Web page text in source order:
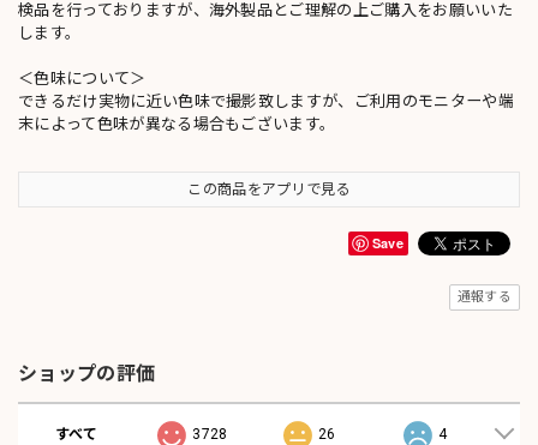
検品を行っておりますが、海外製品とご理解の上ご購入をお願いいた
します。
＜色味について＞
できるだけ実物に近い色味で撮影致しますが、ご利用のモニターや端
末によって色味が異なる場合もございます。
この商品をアプリで見る
Save
通報する
ショップの評価
すべて 3728 26 4